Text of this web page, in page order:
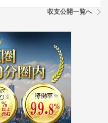
収支公開一覧へ